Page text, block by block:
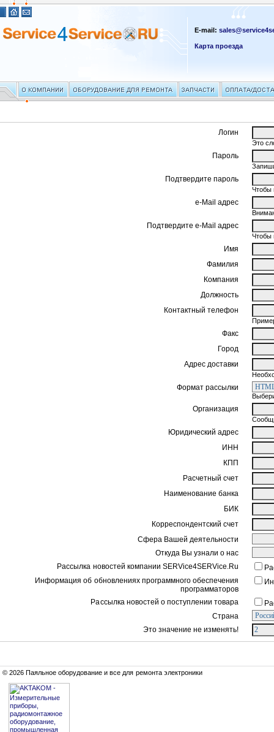
E-mail:
Карта проезда
Логин
Это
Пароль
Подтвердите пароль
Чтобы
e-Mail адрес
Подтвердите e-Mail адрес
Чтобы
Имя
Фамилия
Компания
Должность
Контактный телефон
Факс
Город
Адрес доставки
Формат рассылки
Организация
Юридический адрес
ИНН
КПП
Расчетный счет
Наименование банка
БИК
Корреспондентский счет
Сфера Вашей деятельности
Откуда Вы узнали о нас
Рассылка новостей компании SERVice4SERVice.Ru
Информация об обновлениях программного обеспечения
программаторов
Рассылка новостей о поступлении товара
Страна
Это значение не изменять!
© 2026 Паяльное оборудование и все для ремонта электроники